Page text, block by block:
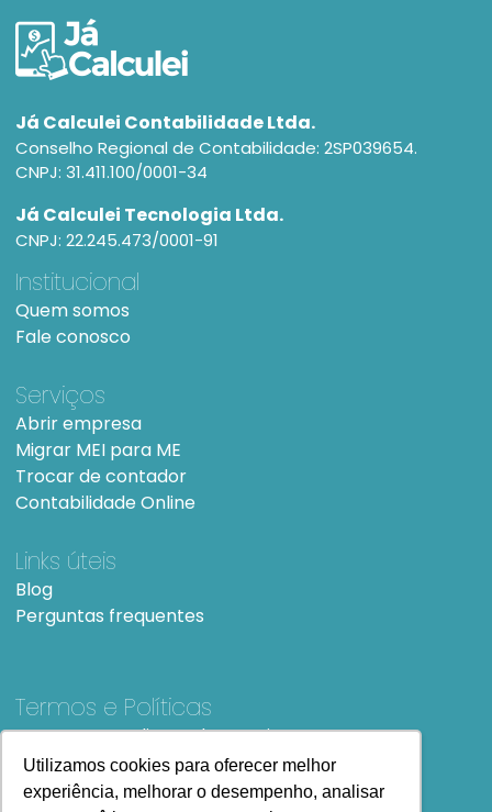
Utilizamos cookies para oferecer melhor
experiência, melhorar o desempenho, analisar
Já Calculei Contabilidade Ltda.
Conselho Regional de Contabilidade: 2SP039654.
CNPJ: 31.411.100/0001-34
Já Calculei Tecnologia Ltda.
CNPJ: 22.245.473/0001-91
Institucional
Quem somos
Fale conosco
Serviços
Abrir empresa
Migrar MEI para ME
Trocar de contador
Contabilidade Online
Links úteis
Blog
Perguntas frequentes
Termos e Políticas
Termos e condições de UsoSiteMap